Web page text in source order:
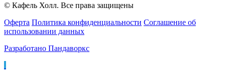
© Кафель Холл. Все права защищены
Оферта Политика конфиденциальности Соглашение об
использовании данных
Разработано Пандаворкс